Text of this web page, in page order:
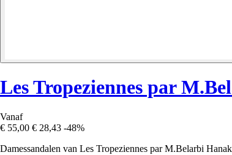
Les Tropeziennes par
Vanaf
€ 55,00 € 28,43 -48%
Damessandalen van Les Tropeziennes par M.Belarbi